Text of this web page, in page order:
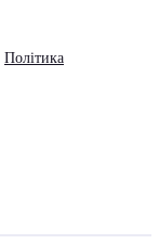
Політика